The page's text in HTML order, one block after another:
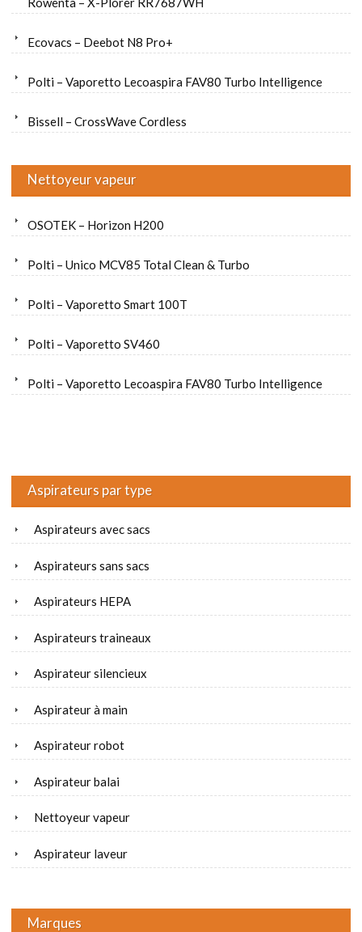
Ecovacs – Deebot N8 Pro+
Polti – Vaporetto Lecoaspira FAV80 Turbo Intelligence
Bissell – CrossWave Cordless
Nettoyeur vapeur
OSOTEK – Horizon H200
Polti – Unico MCV85 Total Clean & Turbo
Polti – Vaporetto Smart 100T
Polti – Vaporetto SV460
Polti – Vaporetto Lecoaspira FAV80 Turbo Intelligence
Aspirateurs par type
Aspirateurs avec sacs
Aspirateurs sans sacs
Aspirateurs HEPA
Aspirateurs traineaux
Aspirateur silencieux
Aspirateur à main
Aspirateur robot
Aspirateur balai
Nettoyeur vapeur
Aspirateur laveur
Marques